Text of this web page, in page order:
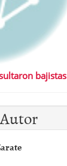
bajistas
Autor